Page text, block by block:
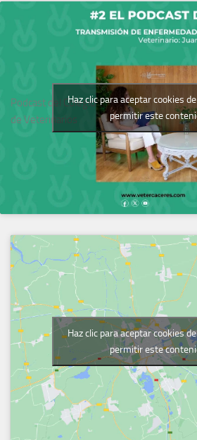
Podcast del Colegio
de Veterinarios
Haz clic para aceptar cookies
permitir este
Haz clic para aceptar cookies
permitir este